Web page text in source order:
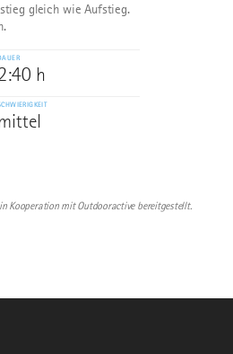
gleich wie Aufstieg.
h
Kooperation mit Outdooractive bereitgestellt.